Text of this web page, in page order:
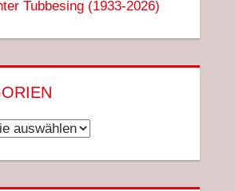
Tubbesing (1933-2026)